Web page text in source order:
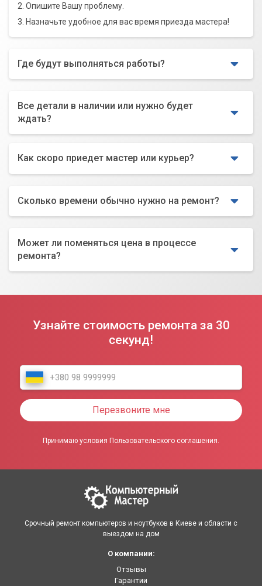
2. Опишите Вашу проблему.
3. Назначьте удобное для вас время приезда мастера!
Где будут выполняться работы?
Все детали в наличии или нужно будет
ждать?
Как скоро приедет мастер или курьер?
Сколько времени обычно нужно на ремонт?
Может ли поменяться цена в процессе
ремонта?
Узнайте стоимость ремонта за 30
секунд!
Перезвоните мне
Принимаю условия Пользовательского соглашения.
Срочный ремонт компьютеров и ноутбуков в Киеве и области с
выездом на дом
О компании:
Отзывы
Гарантии